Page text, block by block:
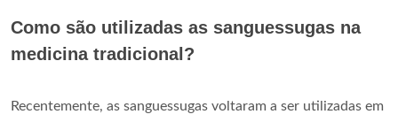
Como são utilizadas as sanguessugas na
medicina tradicional?
Recentemente, as sanguessugas voltaram a ser utilizadas em